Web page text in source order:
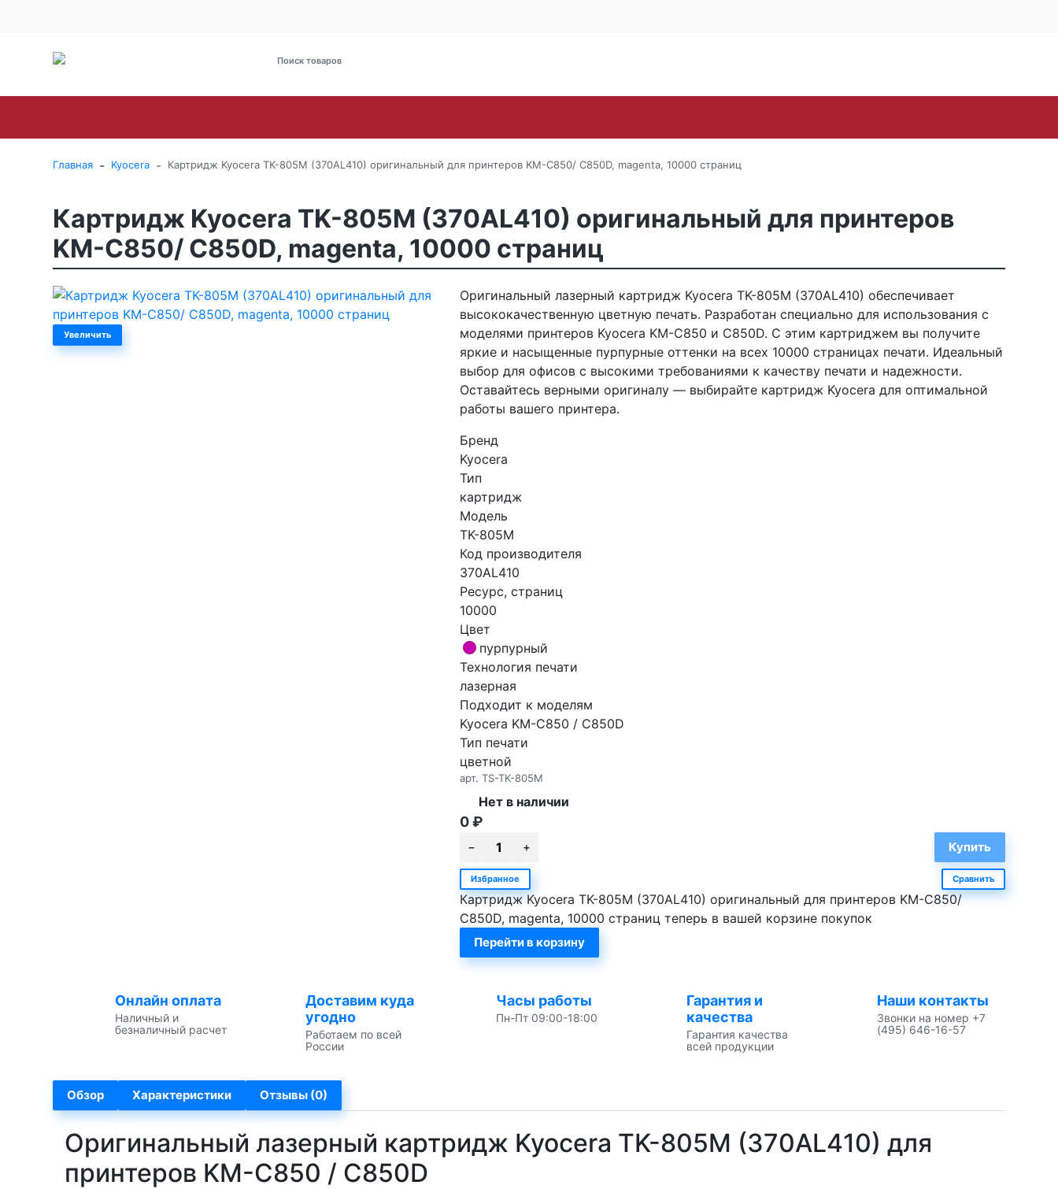
Главная - Kyocera - Картридж Kyocera TK-805M (370AL410) оригинальный для принтеров KM-C850/ C850D, magenta, 10000 страниц
Картридж Kyocera TK-805M (370AL410) оригинальный для принтеров
KM-C850/ C850D, magenta, 10000 страниц
Увеличить
Оригинальный лазерный картридж Kyocera TK-805M (370AL410) обеспечивает
высококачественную цветную печать. Разработан специально для использования с
моделями принтеров Kyocera KM-C850 и C850D. С этим картриджем вы получите
яркие и насыщенные пурпурные оттенки на всех 10000 страницах печати. Идеальный
выбор для офисов с высокими требованиями к качеству печати и надежности.
Оставайтесь верными оригиналу — выбирайте картридж Kyocera для оптимальной
работы вашего принтера.
Бренд
Kyocera
Тип
картридж
Модель
TK-805M
Код производителя
370AL410
Ресурс, страниц
10000
Цвет
пурпурный
Технология печати
лазерная
Подходит к моделям
Kyocera KM-C850 / C850D
Тип печати
цветной
арт. TS-TK-805M
Нет в наличии
0₽
Избранное Сравнить
Картридж Kyocera TK-805M (370AL410) оригинальный для принтеров KM-C850/
C850D, magenta, 10000 страниц теперь в вашей корзине покупок
Перейти в корзину
Онлайн оплата
Наличный и
безналичный расчет
Доставим куда
угодно
Работаем по всей
России
Часы работы
Пн-Пт 09:00-18:00
Гарантия и
качества
Гарантия качества
всей продукции
Наши контакты
Звонки на номер +7
(495) 646-16-57
Обзор Характеристики Отзывы (0)
Оригинальный лазерный картридж Kyocera TK-805M (370AL410) для
принтеров KM-C850 / C850D